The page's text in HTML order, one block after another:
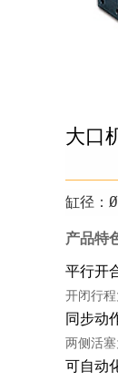
大口
缸径：
产品特
平行开
开闭行
同步动
两侧活
可自动